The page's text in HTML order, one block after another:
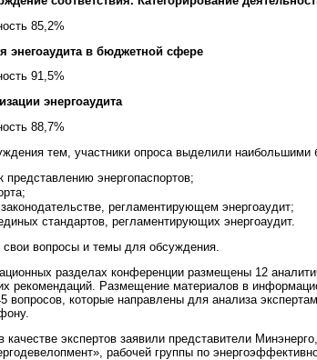
85,2%
энегоаудита в бюджетной сфере
91,5%
энергоаудита
88,7%
тем, участники опроса выделили наибольшими
представлению энергопаспортов;
регламентирующем энергоаудит;
стандартов, регламентирующих энергоаудит.
вопросы и темы для обсуждения.
разделах конференции размещены 12
рекомендаций. Размещение материалов в
вопросов, которые направлены для анализа
экспертов заявили представители
рабочей группы по